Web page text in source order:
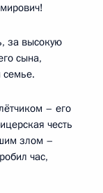
за высокую
сына,
– его
честь
злом –
час,